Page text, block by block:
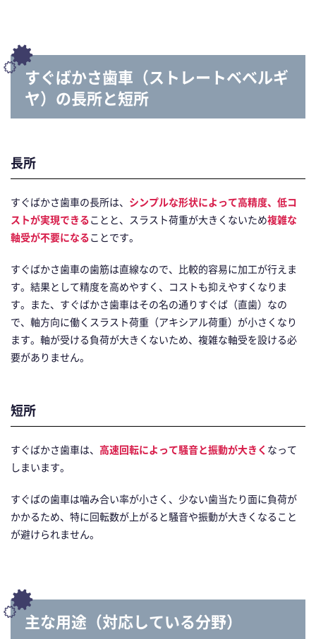
すぐばかさ歯車（ストレートベベルギ
ヤ）の長所と短所
長所
すぐばかさ歯車の長所は、 シンプルな形状によって高精度、低コ
ストが実現できることと、スラスト荷重が大きくないため複雑な
軸受が不要になることです。
すぐばかさ歯車の歯筋は直線なので、比較的容易に加工が行えま
す。結果として精度を高めやすく、コストも抑えやすくなりま
す。また、すぐばかさ歯車はその名の通りすぐば（直歯）なの
で、軸方向に働くスラスト荷重（アキシアル荷重）が小さくなり
ます。軸が受ける負荷が大きくないため、複雑な軸受を設ける必
要がありません。
短所
すぐばかさ歯車は、 高速回転によって騒音と振動が大きく なって
しまいます。
すぐばの歯車は噛み合い率が小さく、少ない歯当たり面に負荷が
かかるため、特に回転数が上がると騒音や振動が大きくなること
が避けられません。
主な用途（対応している分野）